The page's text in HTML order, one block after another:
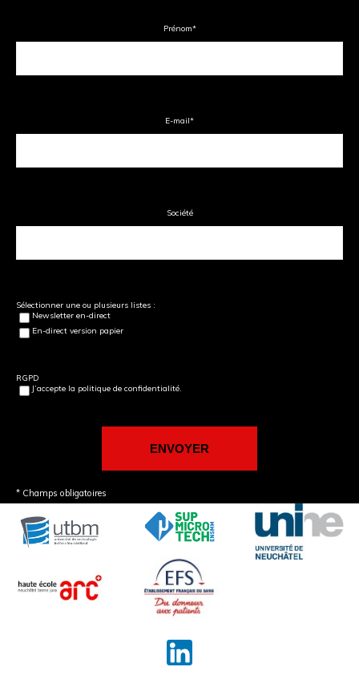
Prénom*
E-mail*
Société
Sélectionner une ou plusieurs listes :
Newsletter en-direct
En-direct version papier
RGPD
J’accepte la politique de confidentialité.
* Champs obligatoires